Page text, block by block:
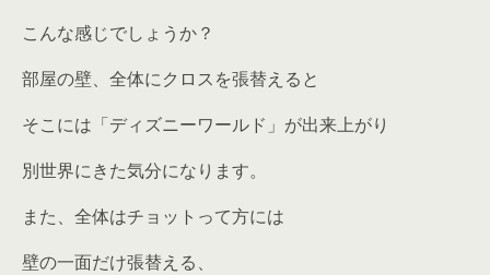
こんな感じでしょうか？
部屋の壁、全体にクロスを張替えると
そこには「ディズニーワールド」が出来上がり
別世界にきた気分になります。
また、全体はチョットって方には
壁の一面だけ張替える、